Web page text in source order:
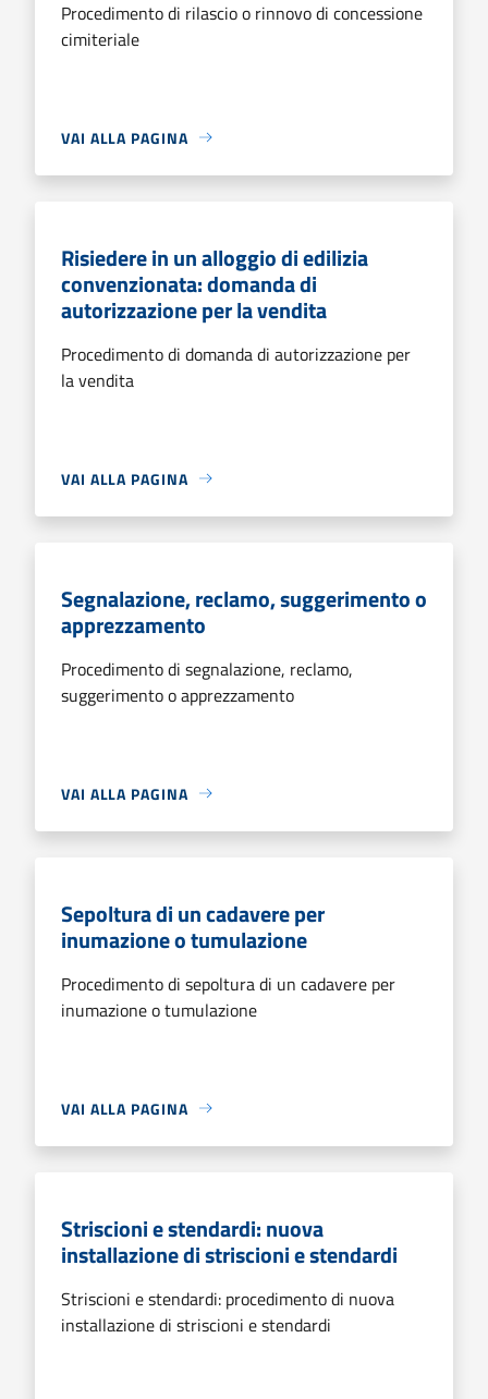
Procedimento di rilascio o rinnovo di concessione
cimiteriale
VAI ALLA PAGINA
Risiedere in un alloggio di edilizia
convenzionata: domanda di
autorizzazione per la vendita
Procedimento di domanda di autorizzazione per
la vendita
VAI ALLA PAGINA
Segnalazione, reclamo, suggerimento o
apprezzamento
Procedimento di segnalazione, reclamo,
suggerimento o apprezzamento
VAI ALLA PAGINA
Sepoltura di un cadavere per
inumazione o tumulazione
Procedimento di sepoltura di un cadavere per
inumazione o tumulazione
VAI ALLA PAGINA
Striscioni e stendardi: nuova
installazione di striscioni e stendardi
Striscioni e stendardi: procedimento di nuova
installazione di striscioni e stendardi